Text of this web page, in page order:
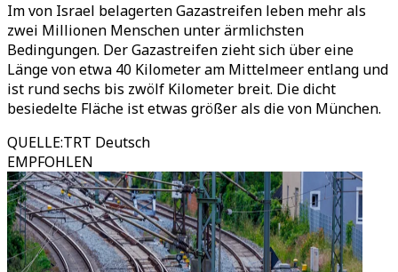
Im von Israel belagerten Gazastreifen leben mehr als
zwei Millionen Menschen unter ärmlichsten
Bedingungen. Der Gazastreifen zieht sich über eine
Länge von etwa 40 Kilometer am Mittelmeer entlang und
ist rund sechs bis zwölf Kilometer breit. Die dicht
besiedelte Fläche ist etwas größer als die von München.
QUELLE:TRT Deutsch
EMPFOHLEN